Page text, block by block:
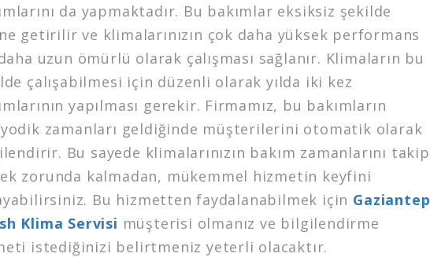
da yapmaktadır. Bu bakımlar eksiksiz şekilde
getirilir ve klimalarınızın çok daha yüksek performans
uzun ömürlü olarak çalışması sağlanır. Klimaların bu
çalışabilmesi için düzenli olarak yılda iki kez
yapılması gerekir. Firmamız, bu bakımların
zamanları geldiğinde müşterilerini otomatik olarak
Bu sayede klimalarınızın bakım zamanlarını takip
zorunda kalmadan, mükemmel hizmetin keyfini
Bu hizmetten faydalanabilmek için Gaziantep
Klima Servisi müşterisi olmanız ve bilgilendirme
istediğinizi belirtmeniz yeterli olacaktır.